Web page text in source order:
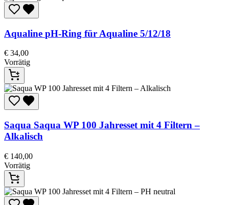
Aqualine pH-Ring für Aqualine 5/12/18
€ 34,00
Vorrätig
Saqua Saqua WP 100 Jahresset mit 4 Filtern –
Alkalisch
€ 140,00
Vorrätig